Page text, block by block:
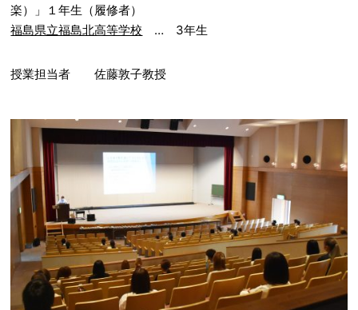
楽）」１年生（履修者）
福島県立福島北高等学校 … 3年生
授業担当者 佐藤敦子教授